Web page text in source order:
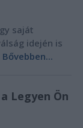
saját
idején is
Bővebben...
Legyen Ön